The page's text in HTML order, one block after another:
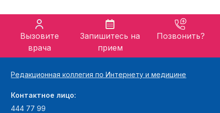
Вызовите
врача
Запишитесь на
прием
Позвонить?
Редакционная коллегия по Интернету и медицине
Контактное лицо:
444 77 99